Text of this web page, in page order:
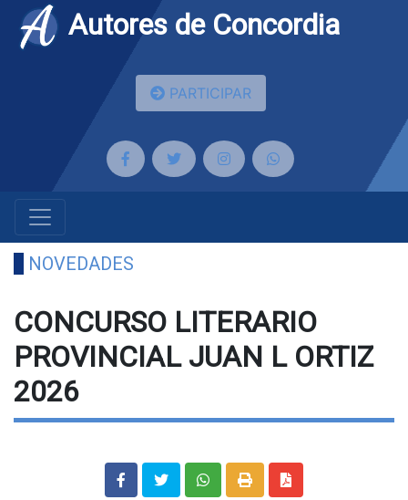
Autores de Concordia
PARTICIPAR
NOVEDADES
CONCURSO LITERARIO
PROVINCIAL JUAN L ORTIZ
2026